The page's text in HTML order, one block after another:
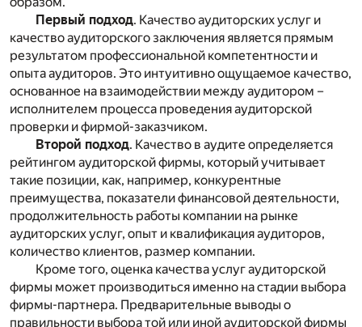
Первый подход. Качество аудиторских услуг и
качество аудиторского заключения является прямым
результатом профессиональной компетентности и
опыта аудиторов. Это интуитивно ощущаемое качество,
основанное на взаимодействии между аудитором –
исполнителем процесса проведения аудиторской
проверки и фирмой-заказчиком.
Второй подход. Качество в аудите определяется
рейтингом аудиторской фирмы, который учитывает
такие позиции, как, например, конкурентные
преимущества, показатели финансовой деятельности,
продолжительность работы компании на рынке
аудиторских услуг, опыт и квалификация аудиторов,
количество клиентов, размер компании.
Кроме того, оценка качества услуг аудиторской
фирмы может производиться именно на стадии выбора
фирмы-партнера. Предварительные выводы о
правильности выбора той или иной аудиторской фирмы